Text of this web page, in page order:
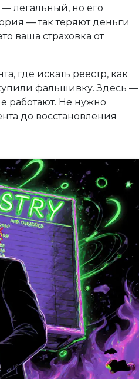
легальный, но его
— так теряют деньги
ваша страховка от
где искать реестр, как
фальшивку. Здесь —
работают. Не нужно
до восстановления